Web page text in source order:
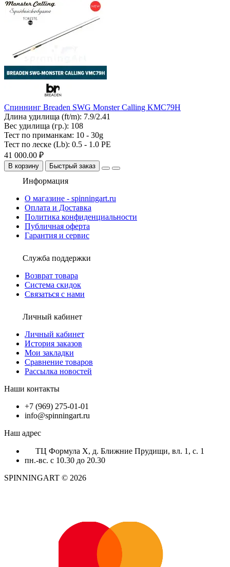
Спиннинг Breaden SWG Monster Calling KMC79H
Длина удилища (ft/m): 7.9/2.41
Вес удилища (гр.): 108
Тест по приманкам: 10 - 30g
Тест по леске (Lb): 0.5 - 1.0 PE
41 000.00 ₽
В корзину Быстрый заказ
Информация
О магазине - spinningart.ru
Оплата и Доставка
Политика конфиденциальности
Публичная оферта
Гарантия и сервис
Служба поддержки
Возврат товара
Система скидок
Связаться с нами
Личный кабинет
Личный кабинет
История заказов
Мои закладки
Сравнение товаров
Рассылка новостей
Наши контакты
+7 (969) 275-01-01
info@spinningart.ru
Наш адрес
ТЦ Формула X, д. Ближние Прудищи, вл. 1, с. 1
пн.-вс. с 10.30 до 20.30
SPINNINGART © 2026